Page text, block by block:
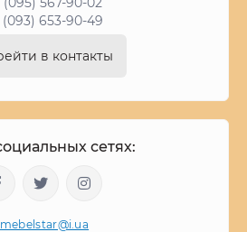
(093) 653-90-49
в контакты
сетях:
mebelstar@i.ua